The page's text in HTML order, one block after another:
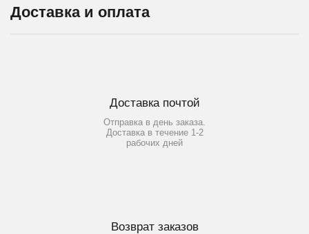
Доставка и оплата
Доставка почтой
Отправка в день заказа.
Доставка в течение 1-2
рабочих дней
Возврат заказов